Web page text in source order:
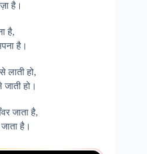
है।
है,
है।
हो,
हो।
जाता है,
है।